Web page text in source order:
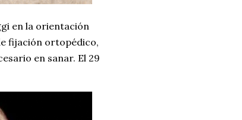
en la orientación
fijación ortopédico,
en sanar. El 29